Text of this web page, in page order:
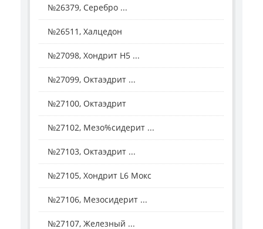
№26379, Серебро ...
№26511, Халцедон
№27098, Хондрит H5 ...
№27099, Октаэдрит ...
№27100, Октаэдрит
№27102, Мезо%сидерит ...
№27103, Октаэдрит ...
№27105, Хондрит L6 Мокс
№27106, Мезосидерит ...
№27107, Железный ...